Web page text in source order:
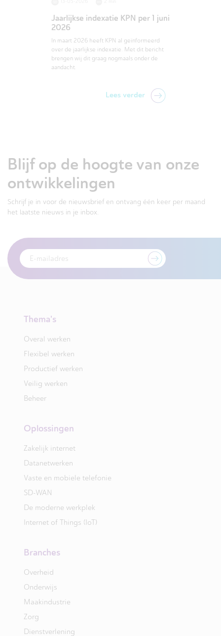
Jaarlijkse indexatie KPN per 1 juni
2026
In maart 2026 heeft KPN al geïnformeerd
over de jaarlijkse indexatie. Met dit bericht
brengen wij dit graag nogmaals onder de
aandacht.
Lees verder
Blijf op de hoogte van onze
ontwikkelingen
Schrijf je in voor de nieuwsbrief en ontvang één keer per maand
het laatste nieuws in je inbox.
Thema's
Overal werken
Flexibel werken
Productief werken
Veilig werken
Beheer
Oplossingen
Zakelijk internet
Datanetwerken
Vaste en mobiele telefonie
SD-WAN
De moderne werkplek
Internet of Things (IoT)
Branches
Overheid
Onderwijs
Maakindustrie
Zorg
Dienstverlening